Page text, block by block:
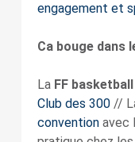
engagement et
Ca bouge dans
La FF basketball
Club des 300//
conventionavec